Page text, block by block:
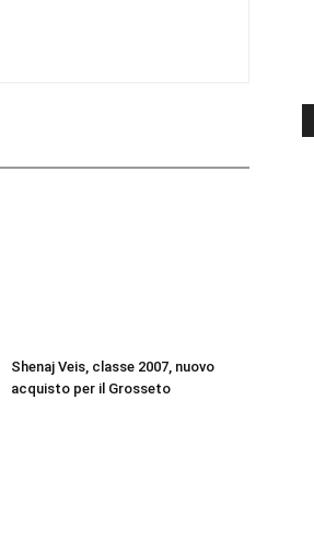
Shenaj Veis, classe 2007, nuovo
acquisto per il Grosseto